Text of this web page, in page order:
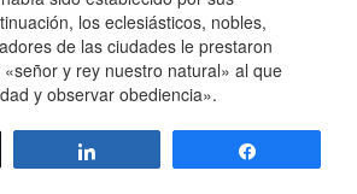
los eclesiásticos, nobles,
de las ciudades le prestaron
y rey nuestro natural» al que
y observar obediencia».